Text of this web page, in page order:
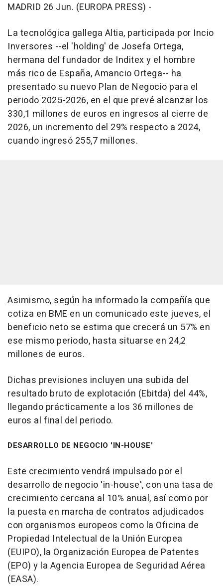
MADRID 26 Jun. (EUROPA PRESS) -
La tecnológica gallega Altia, participada por Incio
Inversores --el 'holding' de Josefa Ortega,
hermana del fundador de Inditex y el hombre
más rico de España, Amancio Ortega-- ha
presentado su nuevo Plan de Negocio para el
periodo 2025-2026, en el que prevé alcanzar los
330,1 millones de euros en ingresos al cierre de
2026, un incremento del 29% respecto a 2024,
cuando ingresó 255,7 millones.
Asimismo, según ha informado la compañía que
cotiza en BME en un comunicado este jueves, el
beneficio neto se estima que crecerá un 57% en
ese mismo periodo, hasta situarse en 24,2
millones de euros.
Dichas previsiones incluyen una subida del
resultado bruto de explotación (Ebitda) del 44%,
llegando prácticamente a los 36 millones de
euros al final del periodo.
DESARROLLO DE NEGOCIO 'IN-HOUSE'
Este crecimiento vendrá impulsado por el
desarrollo de negocio 'in-house', con una tasa de
crecimiento cercana al 10% anual, así como por
la puesta en marcha de contratos adjudicados
con organismos europeos como la Oficina de
Propiedad Intelectual de la Unión Europea
(EUIPO), la Organización Europea de Patentes
(EPO) y la Agencia Europea de Seguridad Aérea
(EASA).